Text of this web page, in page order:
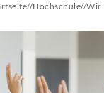
//Hochschule//Wir